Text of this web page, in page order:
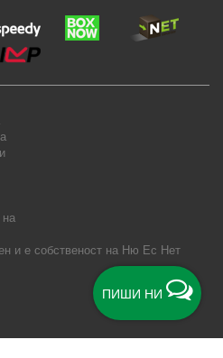
ПИШИ НИ
и е собственост на Ню Ес Нет